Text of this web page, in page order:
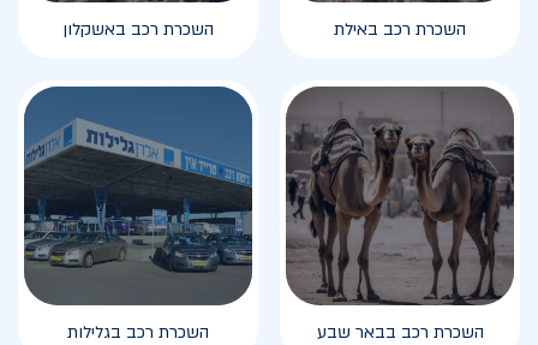
השכרת רכב באילת השכרת רכב באשקלון
השכרת רכב בבאר שבע השכרת רכב בגלילות